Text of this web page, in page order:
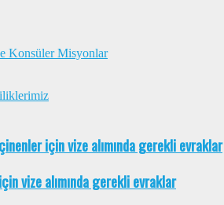
Konsüler Misyonlar
için vize alımında gerekli evraklar
vize alımında gerekli evraklar